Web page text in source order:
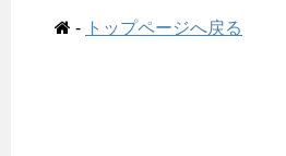
- トップページへ戻る